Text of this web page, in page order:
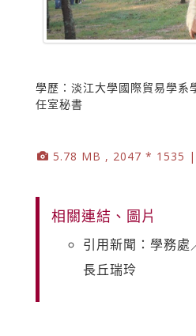
學歷：淡江大學國際貿易學系
任室秘書
5.78 MB , 2047 * 1535 |
相關連結、圖片
引用新聞：學務處
長丘瑞玲